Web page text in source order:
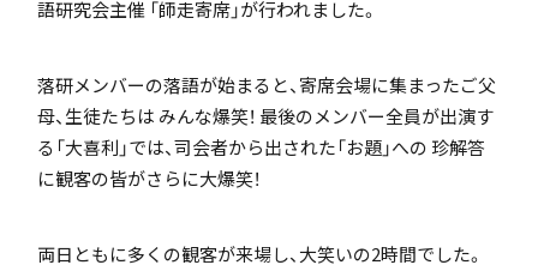
語研究会主催 「師走寄席」が行われました。
落研メンバーの落語が始まると、寄席会場に集まったご父
母、生徒たちは みんな爆笑！ 最後のメンバー全員が出演す
る「大喜利」では、司会者から出された「お題」への 珍解答
に観客の皆がさらに大爆笑！
両日ともに多くの観客が来場し、大笑いの2時間でした。
いじめ防止基本方針
特色
茗溪ジェネラルクラス（MG）